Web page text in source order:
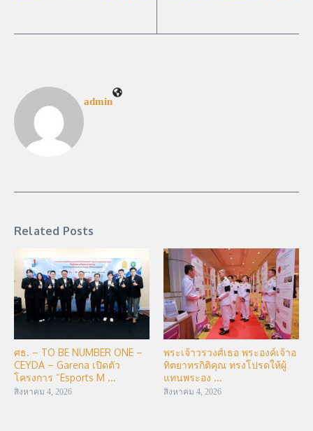
admin
Related Posts
ศธ. – TO BE NUMBER ONE –
CEYDA – Garena เปิดตัว
โครงการ “Esports M ...
สิงหาคม 4, 2026
พระเจ้าวรวงศ์เธอ พระองค์เจ้าอ
ทิตยาทรกิติคุณ ทรงโปรดให้ผู้
แทนพระอง ...
สิงหาคม 4, 2026